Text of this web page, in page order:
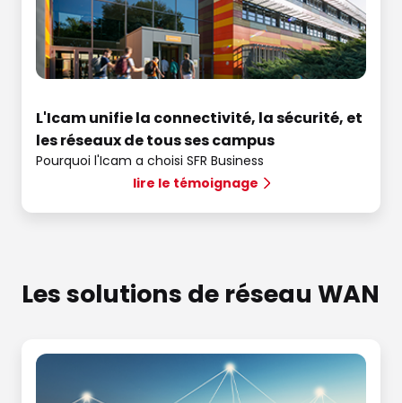
L'Icam unifie la connectivité, la sécurité, et
les réseaux de tous ses campus
Pourquoi l'Icam a choisi SFR Business
lire le témoignage
Les solutions de réseau WAN